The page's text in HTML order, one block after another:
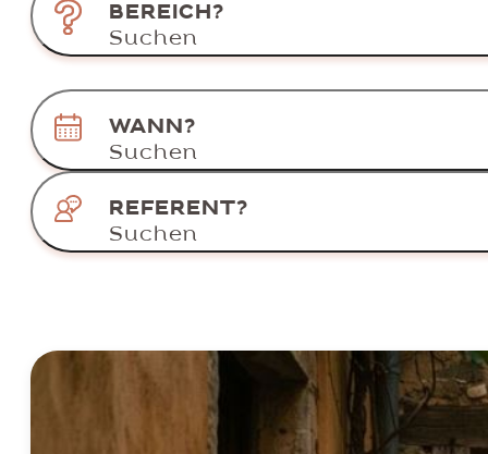
BEREICH?
Suchen
WANN?
Suchen
REFERENT?
Suchen